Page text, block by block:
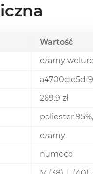
Wartość
czarny
a4700cfe5df9
269.9 zł
poliester
czarny
numoco